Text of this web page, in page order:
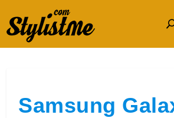
Samsung